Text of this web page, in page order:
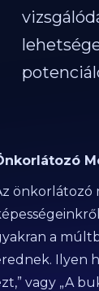
önkorlátozó
a
Ilyen
vagy „A